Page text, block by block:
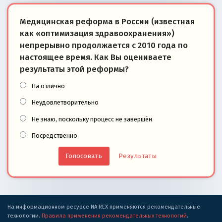
Медицинская реформа в России (известная
как «оптимизация здравоохранения»)
непрерывно продолжается с 2010 года по
настоящее время. Как Вы оцениваете
результаты этой реформы?
На отлично
Неудовлетворительно
Не знаю, поскольку процесс не завершён
Посредственно
Результаты
На информационном ресурсе ИА REX применяются рекомендательные
технологии. Правила применения рекомендательных технологий.